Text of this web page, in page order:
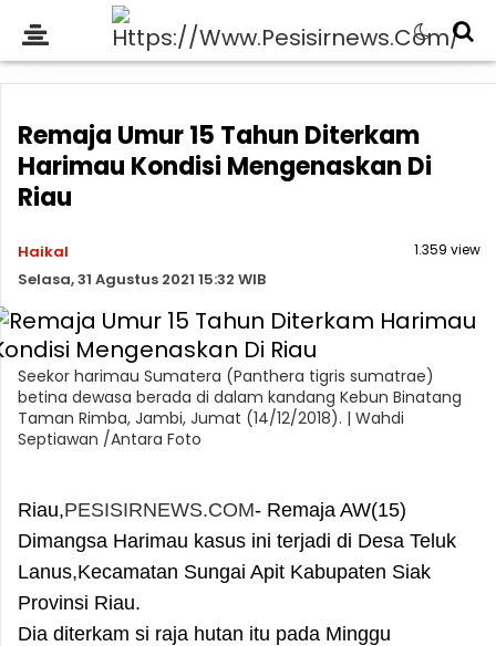
Remaja Umur 15 Tahun Diterkam
Harimau Kondisi Mengenaskan Di
Riau
Haikal
Selasa, 31 Agustus 2021 15:32 WIB
1.359 view
Seekor harimau Sumatera (Panthera tigris sumatrae)
betina dewasa berada di dalam kandang Kebun Binatang
Taman Rimba, Jambi, Jumat (14/12/2018). | Wahdi
Septiawan /Antara Foto
Riau,PESISIRNEWS.COM- Remaja AW(15)
Dimangsa Harimau kasus ini terjadi di Desa Teluk
Lanus,Kecamatan Sungai Apit Kabupaten Siak
Provinsi Riau.
Dia diterkam si raja hutan itu pada Minggu